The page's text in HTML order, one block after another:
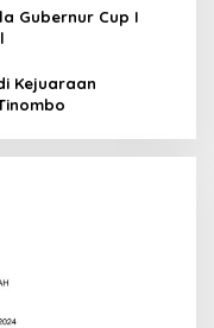
Gubernur Cup I
Kejuaraan